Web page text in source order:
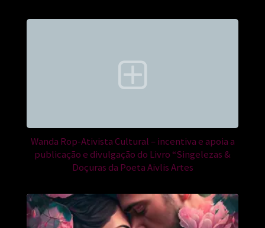
Wanda Rop-Ativista Cultural – incentiva e apoia a
publicação e divulgação do Livro “Singelezas &
Doçuras da Poeta Aivlis Artes